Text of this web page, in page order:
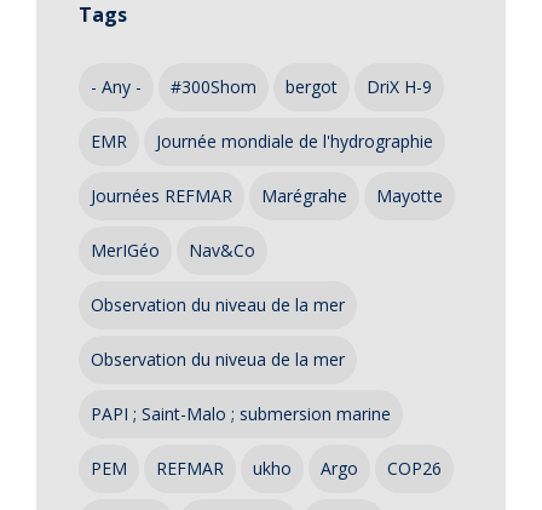
Tags
- Any - #300Shom bergot DriX H-9
EMR Journée mondiale de l'hydrographie
Journées REFMAR Marégrahe Mayotte
MerIGéo Nav&Co
Observation du niveau de la mer
Observation du niveua de la mer
PAPI ; Saint-Malo ; submersion marine
PEM REFMAR ukho Argo COP26